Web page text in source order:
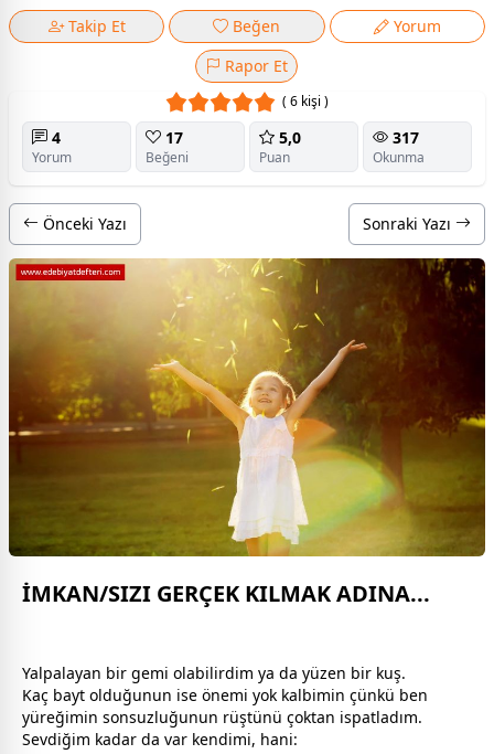
Takip Et Beğen
Yorum
Rapor Et
( 6 kişi )
4
Yorum
17
Beğeni
5,0
Puan
317
Okunma
Önceki Yazı Sonraki Yazı
İMKAN/SIZI GERÇEK KILMAK ADINA...
Yalpalayan bir gemi olabilirdim ya da yüzen bir kuş.
Kaç bayt olduğunun ise önemi yok kalbimin çünkü ben
yüreğimin sonsuzluğunun rüştünü çoktan ispatladım.
Sevdiğim kadar da var kendimi, hani: